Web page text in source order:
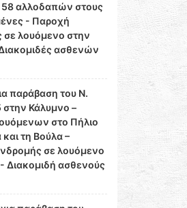
58 αλλοδαπών στους
- Παροχή
σε λουόμενο στην
ασθενών
παράβαση του Ν.
Κάλυμνο –
στο Πήλιο
τη Βούλα –
σε λουόμενο
Διακομιδή ασθενούς